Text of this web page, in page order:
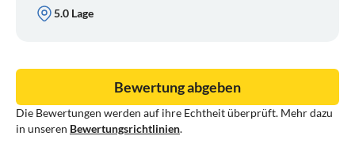
5.0 Lage
Die Bewertungen werden auf ihre Echtheit überprüft. Mehr dazu
in unseren Bewertungsrichtlinien.
Bewertung abgeben